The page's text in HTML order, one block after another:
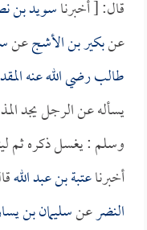
قال: [ أخبرناسويد بن
عنبكير بن الأشجعن
طالبرضي الله عنه
يسأله عن الرجل يجد
وسلم : يغسل ذكره ثم
أخبرناعتبة بن عبد الله
النضرعنسليمان بن